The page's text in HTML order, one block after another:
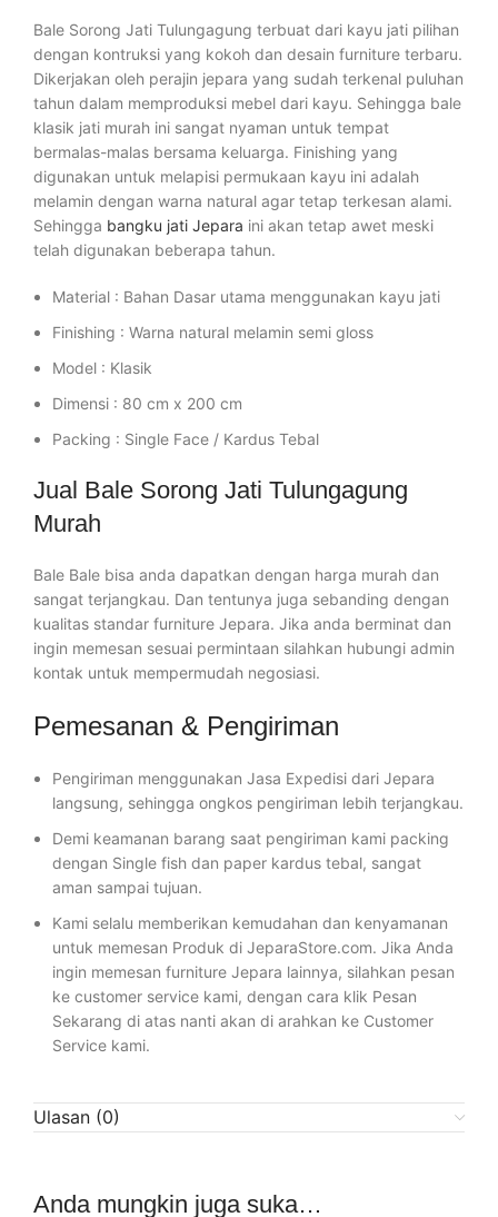
Bale Sorong Jati Tulungagung terbuat dari kayu jati pilihan
dengan kontruksi yang kokoh dan desain furniture terbaru.
Dikerjakan oleh perajin jepara yang sudah terkenal puluhan
tahun dalam memproduksi mebel dari kayu. Sehingga bale
klasik jati murah ini sangat nyaman untuk tempat
bermalas-malas bersama keluarga. Finishing yang
digunakan untuk melapisi permukaan kayu ini adalah
melamin dengan warna natural agar tetap terkesan alami.
Sehingga bangku jati Jepara ini akan tetap awet meski
telah digunakan beberapa tahun.
Material : Bahan Dasar utama menggunakan kayu jati
Finishing : Warna natural melamin semi gloss
Model : Klasik
Dimensi : 80 cm x 200 cm
Packing : Single Face / Kardus Tebal
Jual Bale Sorong Jati Tulungagung
Murah
Bale Bale bisa anda dapatkan dengan harga murah dan
sangat terjangkau. Dan tentunya juga sebanding dengan
kualitas standar furniture Jepara. Jika anda berminat dan
ingin memesan sesuai permintaan silahkan hubungi admin
kontak untuk mempermudah negosiasi.
Pemesanan & Pengiriman
Pengiriman menggunakan Jasa Expedisi dari Jepara
langsung, sehingga ongkos pengiriman lebih terjangkau.
Demi keamanan barang saat pengiriman kami packing
dengan Single fish dan paper kardus tebal, sangat
aman sampai tujuan.
Kami selalu memberikan kemudahan dan kenyamanan
untuk memesan Produk di JeparaStore.com. Jika Anda
ingin memesan furniture Jepara lainnya, silahkan pesan
ke customer service kami, dengan cara klik Pesan
Sekarang di atas nanti akan di arahkan ke Customer
Service kami.
Ulasan (0)
Anda mungkin juga suka…